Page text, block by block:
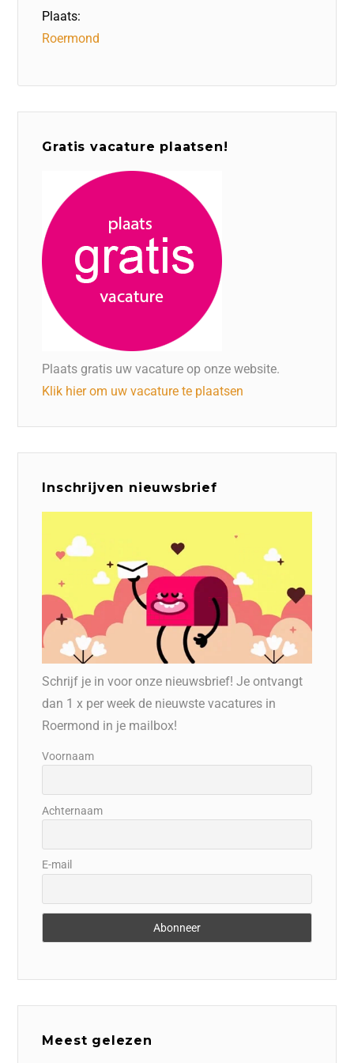
Plaats:
Roermond
Gratis vacature plaatsen!
Plaats gratis uw vacature op onze website.
Klik hier om uw vacature te plaatsen
Inschrijven nieuwsbrief
Schrijf je in voor onze nieuwsbrief! Je ontvangt
dan 1 x per week de nieuwste vacatures in
Roermond in je mailbox!
Voornaam
Achternaam
E-mail
Meest gelezen